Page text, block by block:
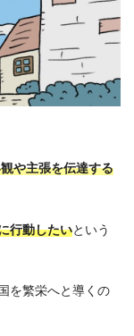
や主張を伝達する
行動したいという
を繁栄へと導くの